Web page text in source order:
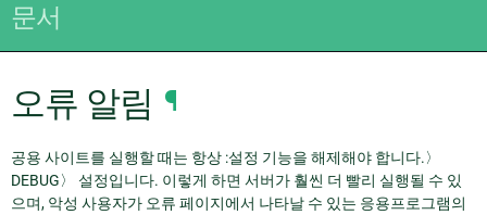
문서
오류 알림 ¶
공용 사이트를 실행할 때는 항상 :설정 기능을 해제해야 합니다.〉
DEBUG〉 설정입니다. 이렇게 하면 서버가 훨씬 더 빨리 실행될 수 있
으며, 악성 사용자가 오류 페이지에서 나타날 수 있는 응용프로그램의